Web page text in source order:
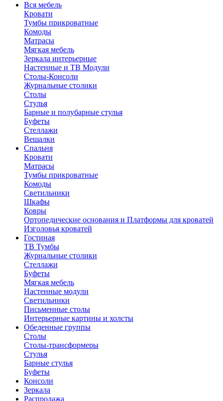
Вся мебель
Кровати
Тумбы прикроватные
Комоды
Матрасы
Мягкая мебель
Зеркала интерьерные
Настенные и ТВ Модули
Столы-Консоли
Журнальные столики
Столы
Стулья
Барные и полубарные стулья
Буфеты
Стеллажи
Вешалки
Cпальня
Кровати
Матрасы
Тумбы прикроватные
Комоды
Светильники
Шкафы
Ковры
Ортопедические основания и Платформы для кроватей
Изголовья кроватей
Гостиная
ТВ Тумбы
Журнальные столики
Стеллажи
Буфеты
Мягкая мебель
Настенные модули
Светильники
Письменные столы
Интерьерные картины и холсты
Обеденные группы
Столы
Столы-трансформеры
Стулья
Барные стулья
Буфеты
Консоли
Зеркала
Распродажа